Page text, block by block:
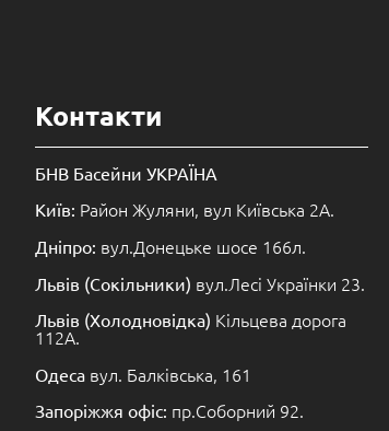
Контакти
БНВ Басейни УКРАЇНА
Київ: Район Жуляни, вул Київська 2А.
Дніпро: вул.Донецьке шосе 166л.
Львів (Сокільники) вул.Лесі Українки 23.
Львів (Холодновідка) Кільцева дорога
112А.
Одеса вул. Балківська, 161
Запоріжжя офіс: пр.Соборний 92.